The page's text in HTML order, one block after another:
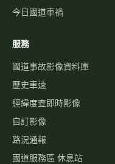
今日國道車禍
服務
國道事故影像資料庫
歷史車速
經緯度查即時影像
自訂影像
路況通報
國道服務區 休息站